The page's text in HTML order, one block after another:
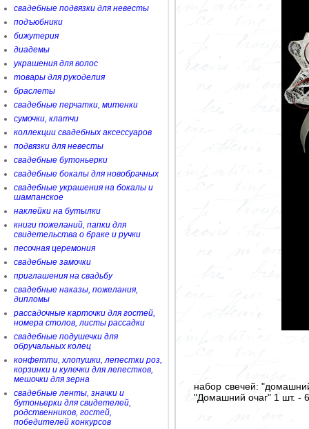
свадебные подвязки для невесты
подъюбники
бижутерия
диадемы
украшения для волос
товары для рукоделия
браслеты
свадебные перчатки, митенки
сумочки, клатчи
коллекции свадебных аксессуаров
подвязки для невесты
свадебные бутоньерки
свадебные бокалы для новобрачных
свадебные украшения на бокалы и
шампанское
наклейки на бутылки
книги пожеланий, папки для
свидетельства о браке и ручки
песочная церемония
свадебные замочки
приглашения на свадьбу
свадебные наказы, пожелания,
дипломы
рассадочные карточки для гостей,
номера столов, листы рассадки
свадебные подушечки для
обручальных колец
конфетти, хлопушки, лепестки роз,
корзинки и кулечки для лепестков,
мешочки для зерна
свадебные ленты, значки и
бутоньерки для свидетелей,
родственников, гостей,
победителей конкурсов
набор свечей:
"Домашний очаг" 1 шт. -